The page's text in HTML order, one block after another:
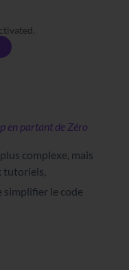
en partant de Zéro
complexe, mais
tutoriels,
simplifier le code